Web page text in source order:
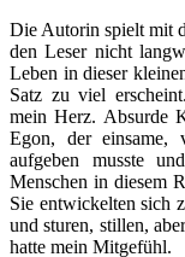
Die Autorin spielt mit
den Leser nicht
Leben in dieser
Satz zu viel
mein Herz. Absurde
Egon, der einsame,
aufgeben musste
Menschen in diesem
Sie entwickelten sich
und sturen, stillen,
hatte mein Mitgefühl.